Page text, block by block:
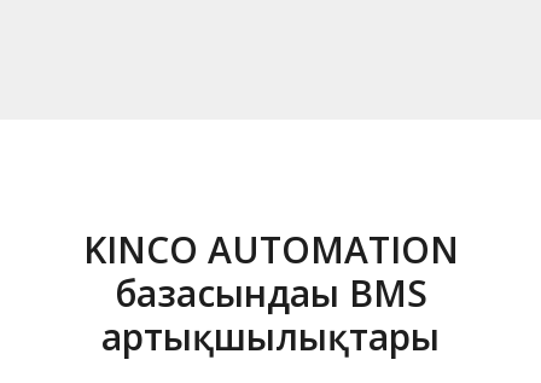
KINCO AUTOMATION
базасындағы BMS
артықшылықтары